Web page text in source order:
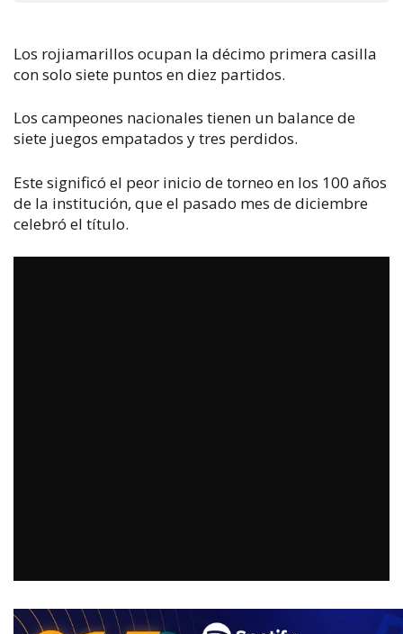
Los rojiamarillos ocupan la décimo primera casilla
con solo siete puntos en diez partidos.
Los campeones nacionales tienen un balance de
siete juegos empatados y tres perdidos.
Este significó el peor inicio de torneo en los 100 años
de la institución, que el pasado mes de diciembre
celebró el título.